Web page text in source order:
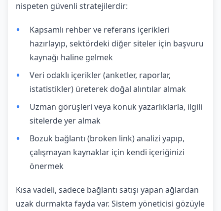
nispeten güvenli stratejilerdir:
Kapsamlı rehber ve referans içerikleri
hazırlayıp, sektördeki diğer siteler için başvuru
kaynağı haline gelmek
Veri odaklı içerikler (anketler, raporlar,
istatistikler) üreterek doğal alıntılar almak
Uzman görüşleri veya konuk yazarlıklarla, ilgili
sitelerde yer almak
Bozuk bağlantı (broken link) analizi yapıp,
çalışmayan kaynaklar için kendi içeriğinizi
önermek
Kısa vadeli, sadece bağlantı satışı yapan ağlardan
uzak durmakta fayda var. Sistem yöneticisi gözüyle